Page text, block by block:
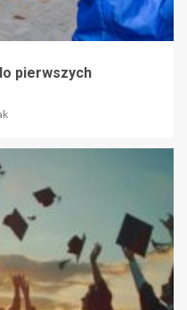
pierwszych